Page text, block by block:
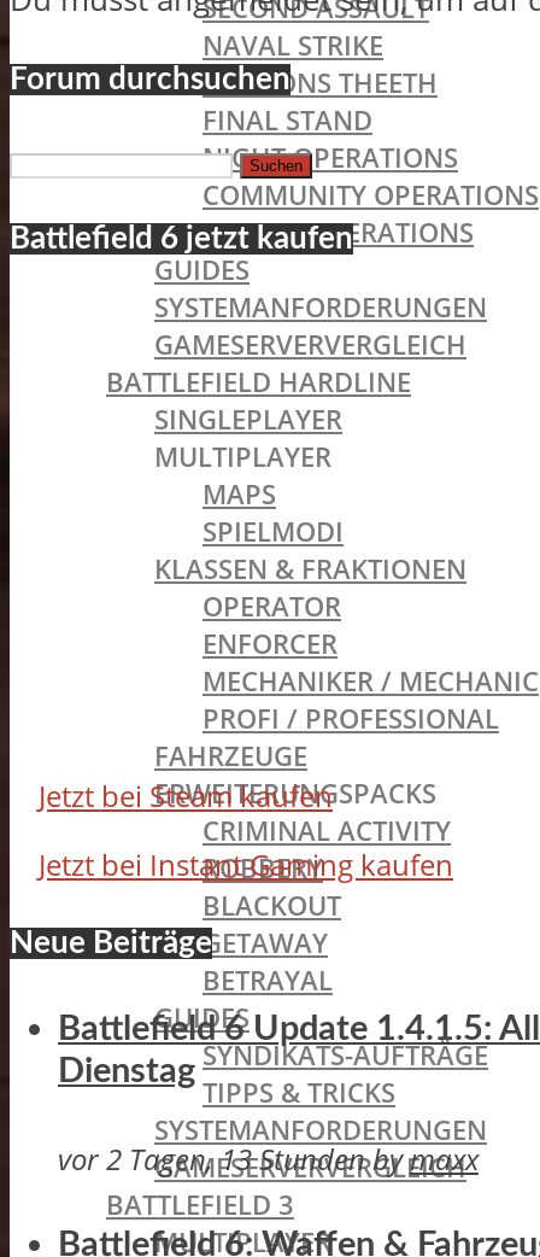
SECOND ASSAULT
NAVAL STRIKE
DRAGONS THEETH
FINAL STAND
NIGHT OPERATIONS
COMMUNITY OPERATIONS
LEGACY OPERATIONS
GUIDES
SYSTEMANFORDERUNGEN
GAMESERVERVERGLEICH
BATTLEFIELD HARDLINE
SINGLEPLAYER
MULTIPLAYER
MAPS
SPIELMODI
KLASSEN & FRAKTIONEN
OPERATOR
ENFORCER
MECHANIKER / MECHANIC
PROFI / PROFESSIONAL
FAHRZEUGE
ERWEITERUNGSPACKS
CRIMINAL ACTIVITY
ROBBERY
BLACKOUT
GETAWAY
BETRAYAL
GUIDES
SYNDIKATS-AUFTRÄGE
TIPPS & TRICKS
SYSTEMANFORDERUNGEN
GAMESERVERVERGLEICH
BATTLEFIELD 3
MULTIPLAYER
Forum durchsuchen
Suchen
Battlefield 6 jetzt kaufen
Jetzt bei Steam kaufen
Jetzt bei Instant Gaming kaufen
Neue Beiträge
Battlefield 6 Update 1.4.1.5:
Dienstag
vor 2 Tagen, 13 Stundenbymaxx
Battlefield 6: Waffen &